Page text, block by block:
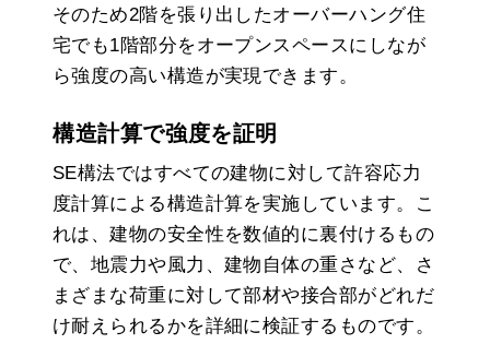
そのため2階を張り出したオーバーハング住
宅でも1階部分をオープンスペースにしなが
ら強度の高い構造が実現できます。
構造計算で強度を証明
SE構法ではすべての建物に対して許容応力
度計算による構造計算を実施しています。こ
れは、建物の安全性を数値的に裏付けるもの
で、地震力や風力、建物自体の重さなど、さ
まざまな荷重に対して部材や接合部がどれだ
け耐えられるかを詳細に検証するものです。